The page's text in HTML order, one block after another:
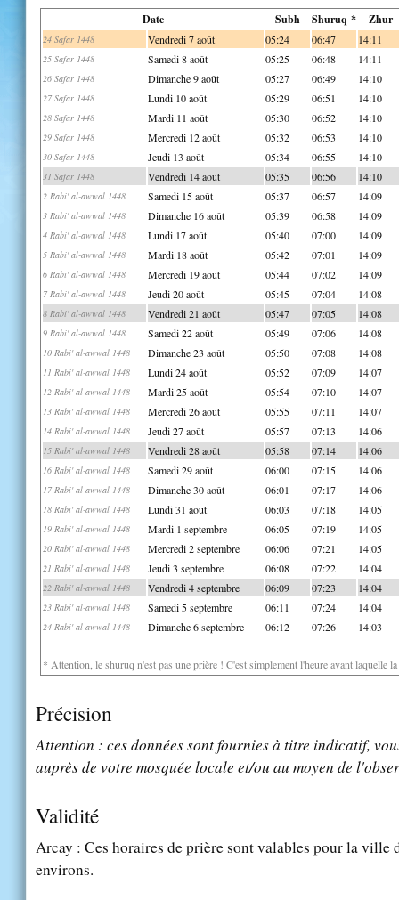
Date Subh Shuruq * Zhur
24 Safar 1448 Vendredi 7 août 05:24 06:47 14:11
25 Safar 1448 Samedi 8 août 05:25 06:48 14:11
26 Safar 1448 Dimanche 9 août 05:27 06:49 14:10
27 Safar 1448 Lundi 10 août 05:29 06:51 14:10
28 Safar 1448 Mardi 11 août 05:30 06:52 14:10
29 Safar 1448 Mercredi 12 août 05:32 06:53 14:10
30 Safar 1448 Jeudi 13 août 05:34 06:55 14:10
31 Safar 1448 Vendredi 14 août 05:35 06:56 14:10
2 Rabi' al-awwal 1448 Samedi 15 août 05:37 06:57 14:09
3 Rabi' al-awwal 1448 Dimanche 16 août 05:39 06:58 14:09
4 Rabi' al-awwal 1448 Lundi 17 août 05:40 07:00 14:09
5 Rabi' al-awwal 1448 Mardi 18 août 05:42 07:01 14:09
6 Rabi' al-awwal 1448 Mercredi 19 août 05:44 07:02 14:09
7 Rabi' al-awwal 1448 Jeudi 20 août 05:45 07:04 14:08
8 Rabi' al-awwal 1448 Vendredi 21 août 05:47 07:05 14:08
9 Rabi' al-awwal 1448 Samedi 22 août 05:49 07:06 14:08
10 Rabi' al-awwal 1448 Dimanche 23 août 05:50 07:08 14:08
11 Rabi' al-awwal 1448 Lundi 24 août 05:52 07:09 14:07
12 Rabi' al-awwal 1448 Mardi 25 août 05:54 07:10 14:07
13 Rabi' al-awwal 1448 Mercredi 26 août 05:55 07:11 14:07
14 Rabi' al-awwal 1448 Jeudi 27 août 05:57 07:13 14:06
15 Rabi' al-awwal 1448 Vendredi 28 août 05:58 07:14 14:06
16 Rabi' al-awwal 1448 Samedi 29 août 06:00 07:15 14:06
17 Rabi' al-awwal 1448 Dimanche 30 août 06:01 07:17 14:06
18 Rabi' al-awwal 1448 Lundi 31 août 06:03 07:18 14:05
19 Rabi' al-awwal 1448 Mardi 1 septembre 06:05 07:19 14:05
20 Rabi' al-awwal 1448 Mercredi 2 septembre 06:06 07:21 14:05
21 Rabi' al-awwal 1448 Jeudi 3 septembre 06:08 07:22 14:04
22 Rabi' al-awwal 1448 Vendredi 4 septembre 06:09 07:23 14:04
23 Rabi' al-awwal 1448 Samedi 5 septembre 06:11 07:24 14:04
24 Rabi' al-awwal 1448 Dimanche 6 septembre 06:12 07:26 14:03
* Attention, le shuruq n'est pas une prière ! C'est simplement l'heure avant laquelle
Précision
Attention : ces données sont fournies à titre indicatif,
auprès de votre mosquée locale et/ou au moyen de
Validité
Arcay : Ces horaires de prière sont valables pour la ville
environs.